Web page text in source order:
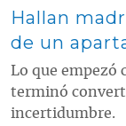
Hallan
de un
Lo que empezó
terminó
incertidumbre.